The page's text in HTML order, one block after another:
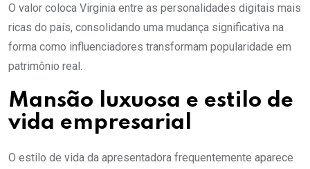
O valor coloca Virginia entre as personalidades digitais mais
ricas do país, consolidando uma mudança significativa na
forma como influenciadores transformam popularidade em
patrimônio real.
Mansão luxuosa e estilo de
vida empresarial
O estilo de vida da apresentadora frequentemente aparece